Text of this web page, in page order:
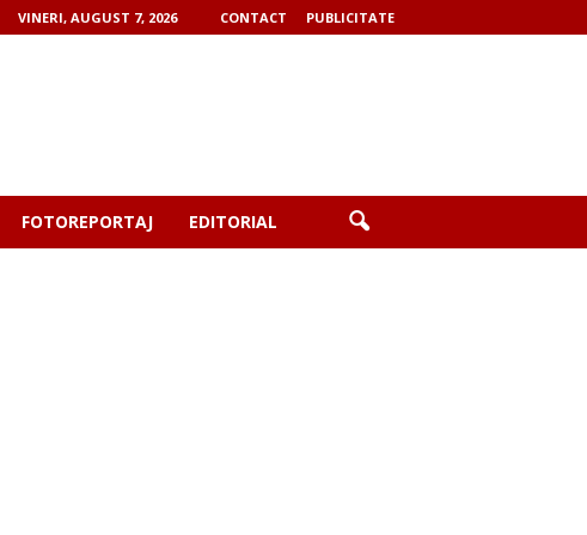
VINERI, AUGUST 7, 2026 CONTACT PUBLICITATE
FOTOREPORTAJ EDITORIAL